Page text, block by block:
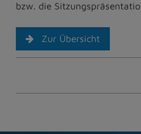
bzw. die
Zur Übersicht